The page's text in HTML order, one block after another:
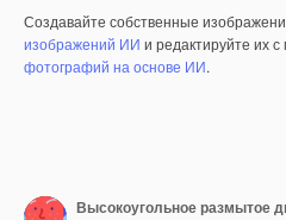
Создавайте собственные
изображений ИИ и редактируйте их
фотографий на основе ИИ.